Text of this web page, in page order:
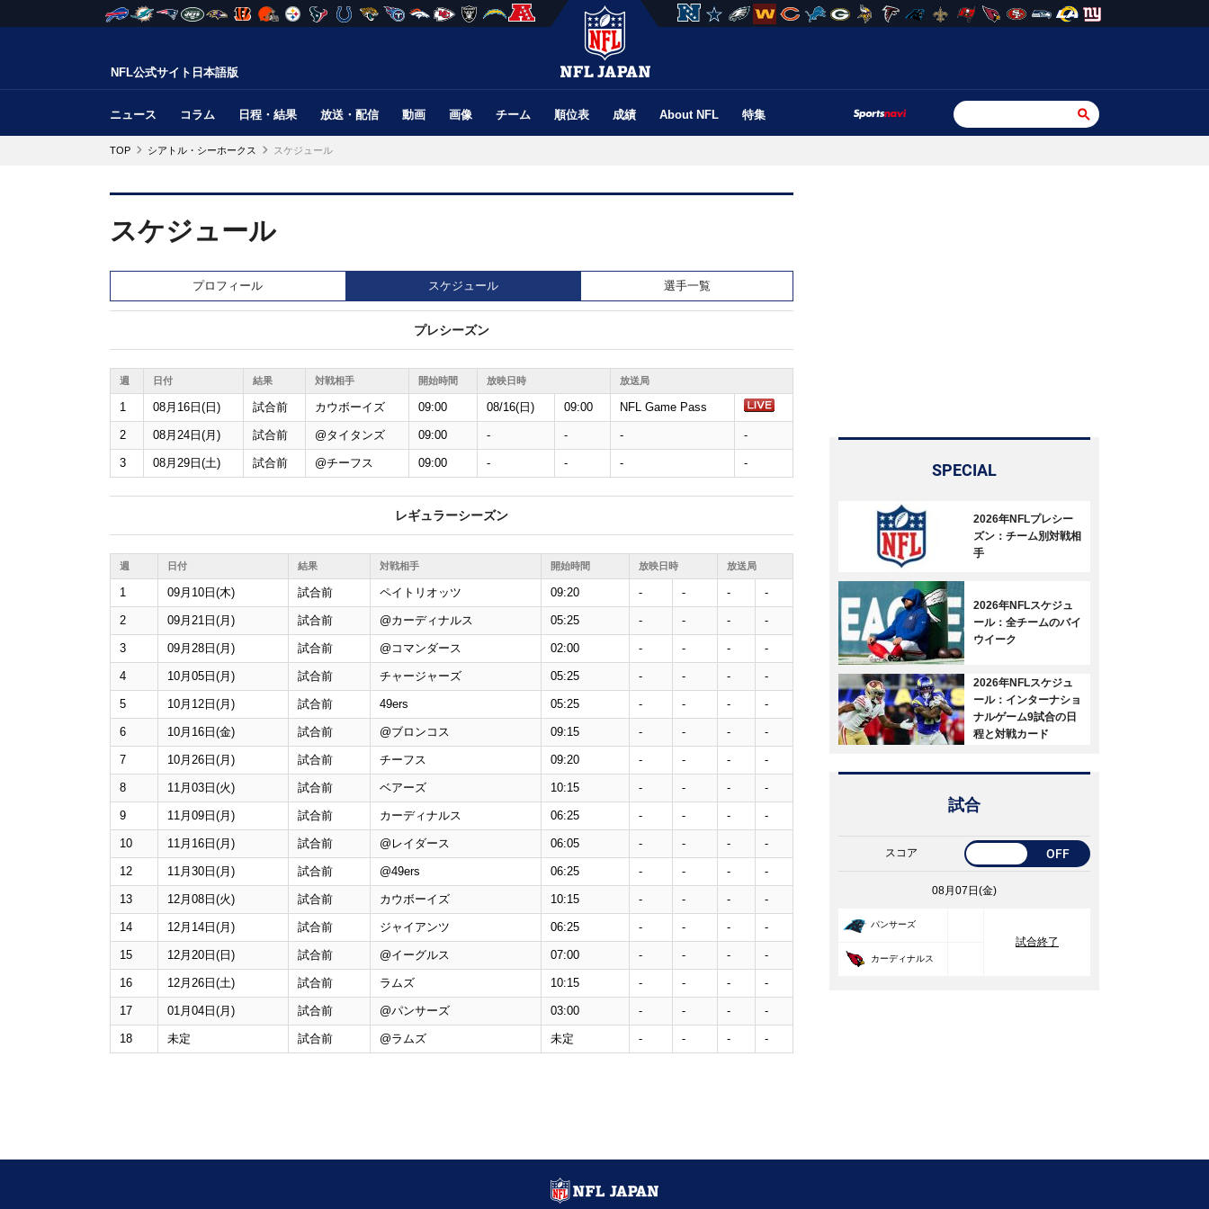
NFL公式サイト日本語版
ニュース コラム 日程・結果 放送・配信 動画 画像 チーム 順位表 成績 About NFL 特集
TOP シアトル・シーホークス スケジュール
スケジュール
プロフィール スケジュール 選手一覧
プレシーズン
週 日付 結果 対戦相手 開始時間 放映日時 放送局
1 08月16日(日) 試合前 カウボーイズ 09:00 08/16(日) 09:00 NFL Game Pass
2 08月24日(月) 試合前 @タイタンズ 09:00 - - - -
3 08月29日(土) 試合前 @チーフス 09:00 - - - -
レギュラーシーズン
週 日付 結果 対戦相手 開始時間 放映日時 放送局
1 09月10日(木) 試合前 ペイトリオッツ 09:20 - - - -
2 09月21日(月) 試合前 @カーディナルス 05:25 - - - -
3 09月28日(月) 試合前 @ コマンダース 02:00 - - - -
4 10月05日(月) 試合前 チャージャーズ 05:25 - - - -
5 10月12日(月) 試合前 49ers 05:25 - - - -
6 10月16日(金) 試合前 @ブロンコス 09:15 - - - -
7 10月26日(月) 試合前 チーフス 09:20 - - - -
8 11月03日(火) 試合前 ベアーズ 10:15 - - - -
9 11月09日(月) 試合前 カーディナルス 06:25 - - - -
10 11月16日(月) 試合前 @ レイダース 06:05 - - - -
12 11月30日(月) 試合前 @49ers 06:25 - - - -
13 12月08日(火) 試合前 カウボーイズ 10:15 - - - -
14 12月14日(月) 試合前 ジャイアンツ 06:25 - - - -
15 12月20日(日) 試合前 @イーグルス 07:00 - - - -
16 12月26日(土) 試合前 ラムズ 10:15 - - - -
17 01月04日(月) 試合前 @パンサーズ 03:00 - - - -
18 未定 試合前 @ラムズ 未定 - - - -
SPECIAL
2026年NFLプレシー
ズン：チーム別対戦相
手
2026年NFLスケジュ
ール：全チームのバイ
ウイーク
2026年NFLスケジュ
ール：インターナショ
ナルゲーム9試合の日
程と対戦カード
試合
スコア OFF
08月07日(金)
パンサーズ
試合終了
カーディナルス